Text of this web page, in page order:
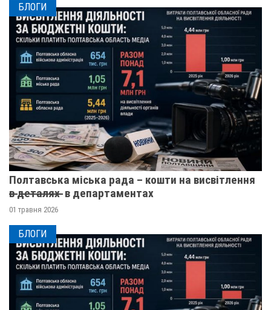
БЛОГИ
Полтавська міська рада – кошти на висвітлення
в̶ ̶д̶е̶т̶а̶л̶я̶х̶ ̶ в департаментах
01 травня 2026
БЛОГИ